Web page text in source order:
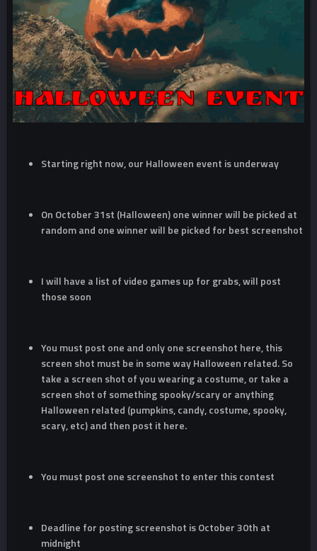
Starting right now, our Halloween event is underway
On October 31st (Halloween) one winner will be picked at
random and one winner will be picked for best screenshot
I will have a list of video games up for grabs, will post
those soon
You must post one and only one screenshot here, this
screen shot must be in some way Halloween related. So
take a screen shot of you wearing a costume, or take a
screen shot of something spooky/scary or anything
Halloween related (pumpkins, candy, costume, spooky,
scary, etc) and then post it here.
You must post one screenshot to enter this contest
Deadline for posting screenshot is October 30th at
midnight